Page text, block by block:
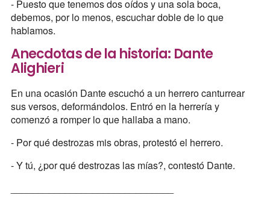
- Puesto que tenemos dos oídos y una sola boca,
debemos, por lo menos, escuchar doble de lo que
hablamos.
Anecdotas de la historia: Dante
Alighieri
En una ocasión Dante escuchó a un herrero canturrear
sus versos, deformándolos. Entró en la herrería y
comenzó a romper lo que hallaba a mano.
- Por qué destrozas mis obras, protestó el herrero.
- Y tú, ¿por qué destrozas las mías?, contestó Dante.